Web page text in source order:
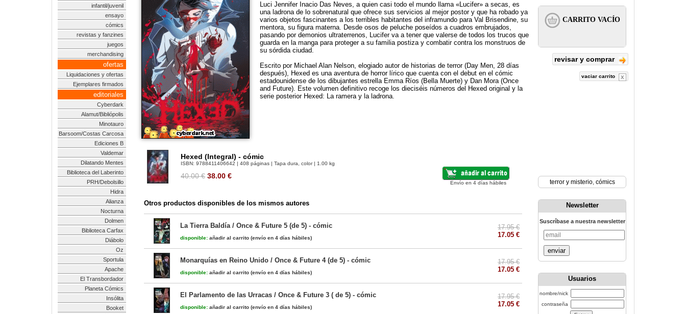
infantil/juvenil
ensayo
cómics
revistas y fanzines
juegos
merchandising
ofertas
Liquidaciones y ofertas
Ejemplares firmados
editoriales
Cyberdark
Alamut/Bibliópolis
Minotauro
Barsoom/Costas Carcosa
Ediciones B
Valdemar
Dilatando Mentes
Biblioteca del Laberinto
PRH/Debolsillo
Hidra
Alianza
Nocturna
Dolmen
Biblioteca Carfax
Diábolo
Oz
Sportula
Apache
El Transbordador
Planeta Cómics
Insólita
Booket
Luci Jennifer Inacio Das Neves, a quien casi todo el mundo llama «Lucifer» a secas, es
una ladrona de lo sobrenatural que ofrece sus servicios al mejor postor y que ha robado ya
varios objetos fascinantes a los terribles habitantes del inframundo para Val Brisendine, su
mentora, su figura materna. Desde osos de peluche poseídos a cuadros embrujados,
pasando por demonios ultraterrenos, Lucifer va a tener que valerse de todos los trucos que
guarda en la manga para proteger a su familia postiza y combatir contra los monstruos de
su sórdida ciudad.
Escrito por Michael Alan Nelson, elogiado autor de historias de terror (Day Men, 28 días
después), Hexed es una aventura de horror lírico que cuenta con el debut en el cómic
estadounidense de los dibujantes estrella Emma Ríos (Bella Muerte) y Dan Mora (Once
and Future). Este volumen definitivo recoge los dieciséis números del Hexed original y la
serie posterior Hexed: La ramera y la ladrona.
Hexed (Integral) - cómic
ISBN: 9788411406642 | 408 páginas | Tapa dura, color | 1.00 kg
40.00 € 38.00 €
Envío en 4 días hábiles
Otros productos disponibles de los mismos autores
La Tierra Baldía / Once & Future 5 (de 5) - cómic
disponible: añadir al carrito (envío en 4 días hábiles)
17.95 €
17.05 €
Monarquías en Reino Unido / Once & Future 4 (de 5) - cómic
disponible: añadir al carrito (envío en 4 días hábiles)
17.95 €
17.05 €
El Parlamento de las Urracas / Once & Future 3 ( de 5) - cómic
disponible: añadir al carrito (envío en 4 días hábiles)
17.95 €
17.05 €
revisar y comprar
vaciar carrito
terror y misterio, cómics
Newsletter
Suscríbase a nuestra newsletter
enviar
Usuarios
nombre/nick
contraseña